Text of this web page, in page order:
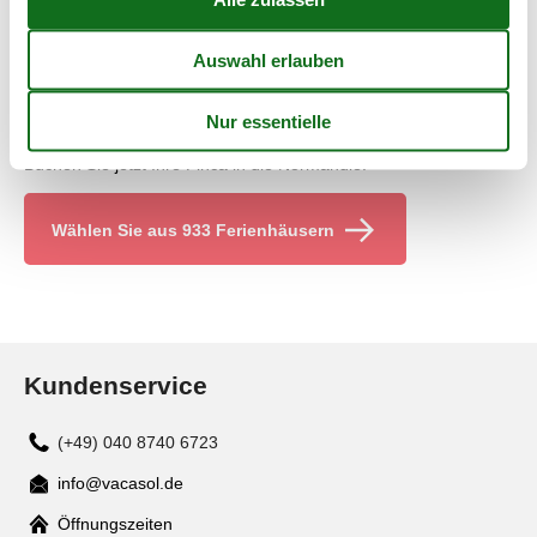
Die Normandie hat auch raue und wilde Seiten, die man am
"Ende der Welt" kennenlernen kann. Ein Leuchtturm bei Goury
rundet das Erlebnis ab. Ein historisches Erlebnis ist es, in
Ihre Kinder ist das interessanter als eine Geschichtsstunde.
Wählen Sie aus 933 Ferienhäusern
Kundenservice
(+49) 040 8740 6723
Mail
info@vacasol.de
Öffnungszeiten